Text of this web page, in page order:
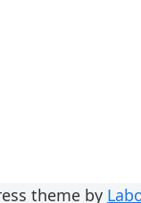
theme by